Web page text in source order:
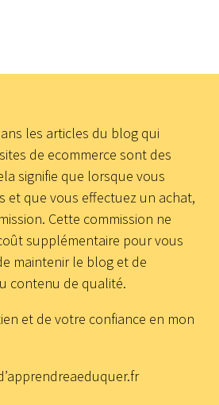
les articles du blog qui
de ecommerce sont des
signifie que lorsque vous
et que vous effectuez un achat,
Cette commission ne
supplémentaire pour vous
maintenir le blog et de
contenu de qualité.
et de votre confiance en mon